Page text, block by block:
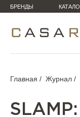
БРЕНДЫ
Главная Журнал